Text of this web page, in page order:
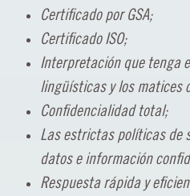
Certificado por GSA;
Certificado ISO;
Interpretación que tenga
lingüísticas y los matices
Confidencialidad total;
Las estrictas políticas de
datos e información
Respuesta rápida y